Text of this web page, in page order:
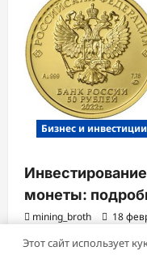
Бизнес и инвестиции
монеты:
mining_broth 18
Этот сайт использует